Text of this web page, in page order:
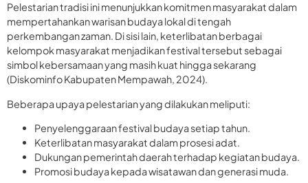
Pelestarian tradisi ini menunjukkan komitmen masyarakat dalam
mempertahankan warisan budaya lokal di tengah
perkembangan zaman. Di sisi lain, keterlibatan berbagai
kelompok masyarakat menjadikan festival tersebut sebagai
simbol kebersamaan yang masih kuat hingga sekarang
(Diskominfo Kabupaten Mempawah, 2024).
Beberapa upaya pelestarian yang dilakukan meliputi:
Penyelenggaraan festival budaya setiap tahun.
Keterlibatan masyarakat dalam prosesi adat.
Dukungan pemerintah daerah terhadap kegiatan budaya.
Promosi budaya kepada wisatawan dan generasi muda.